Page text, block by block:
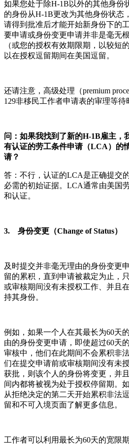
如果您处于除H-1B以外的其他身份
的身份从H-1B更改为其他身份状态
请得到批准后才能开始新身份下的
要申请或身份变更申请并非是毫无
（或您的授权有效期限期，以较短
以在授权逗留期间在美国逗留。
还请注意，高级处理（premium
129非移民工作者申请表的审理等待
问：如果我找到了新的H-1B雇主，
有认证的劳工条件申请（LCA）的
请？
答：不行，认证的LCA是正确提交
必需的初始证据。LCA通常由美国
和认证。
3. 身份变更（Change of Status）
及时提交并非毫无理由的身份变更
留的累积，直到申请被裁定为止，
或审核期间没有未授权工作、并且
持其身份。
例如，如果一个人在其最长为60天
由的身份变更申请，即使超过60天
审核中，他们在此期间不会累积非
们在提交申请前或审核期间没有未
获批，则该个人的身份将变更，并
间内都将被视为处于授权停留期。
从拒绝决定的第二天开始累积非法
留和不可入境页面了解更多信息。
工作者可以利用最长为60天的宽限